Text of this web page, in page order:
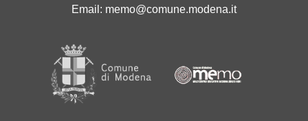
Email: memo@comune.modena.it